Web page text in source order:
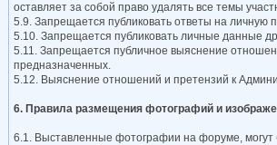
оставляет за собой право удалять все темы
5.9. Запрещается публиковать ответы на личную
5.10. Запрещается публиковать личные данные
5.11. Запрещается публичное выяснение
предназначенных.
5.12. Выяснение отношений и претензий к
6. Правила размещения фотографий и
6.1. Выставленные фотографии на форуме,